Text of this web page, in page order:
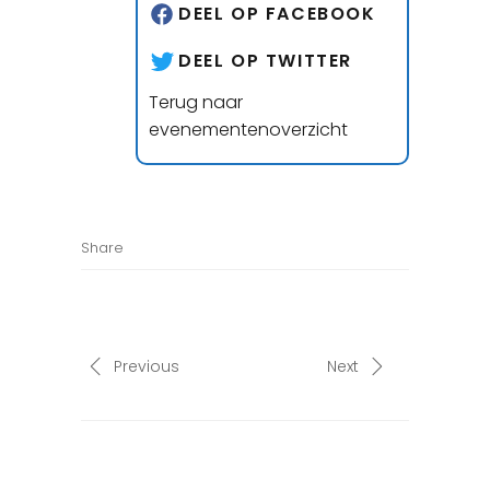
DEEL OP FACEBOOK
DEEL OP TWITTER
Terug naar
evenementenoverzicht
Share
Previous Next